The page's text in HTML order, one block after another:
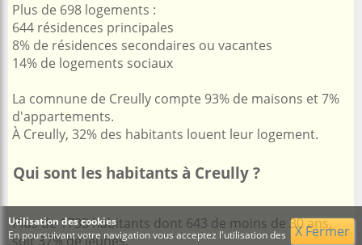
Plus de 698 logements :
644 résidences principales
8% de résidences secondaires ou vacantes
14% de logements sociaux
La comnune de Creully compte 93% de maisons et 7%
d'appartements.
À Creully, 32% des habitants louent leur logement.
Qui sont les habitants à Creully ?
Plus de 1733 habitants dont 643 de moins de 30 ans,
soit 37% de jeunes.
X Fermer
Utilisation des cookies
En poursuivant votre navigation vous acceptez l'utilisation des